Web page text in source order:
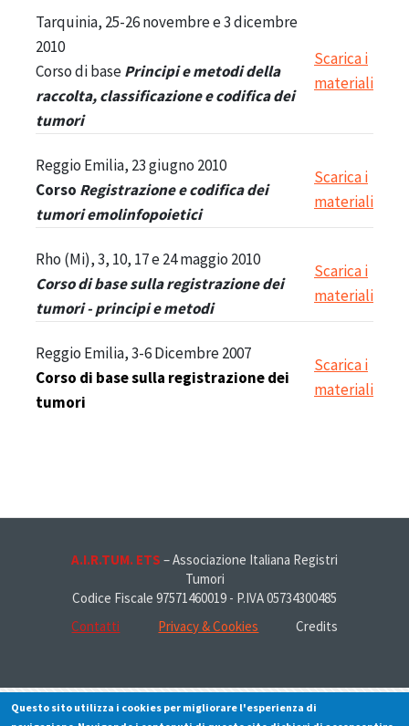
Tarquinia, 25-26 novembre e 3 dicembre
2010
Corso di basePrincipi e metodi della
raccolta, classificazione e codifica dei
tumori
Scarica i
materiali
Reggio Emilia, 23 giugno 2010
Corso Registrazione e codifica dei
tumori emolinfopoietici
Scarica i
materiali
Rho (Mi), 3, 10, 17 e 24 maggio 2010
Corso di base sulla registrazione dei
tumori - principi e metodi
Scarica i
materiali
Reggio Emilia, 3-6 Dicembre 2007
Corso di base sulla registrazione dei
tumori
Scarica i
materiali
A.I.R.TUM. ETS – Associazione Italiana Registri
Tumori
Codice Fiscale 97571460019 - P.IVA 05734300485
Contatti
Privacy & Cookies Credits
Questo sito utilizza i cookies per migliorare l'esperienza di